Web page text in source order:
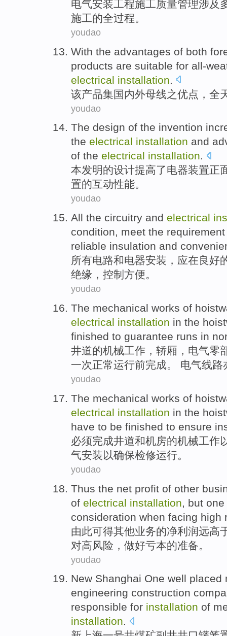
电气安装工程施工质量管理涉及
施工的全过程。
youdao
With the advantages of both
products are suitable for all-
electrical installation
该产品集国内外母线之优点 ， 全
youdao
The design of the invention
the electrical installation and
of the electrical installation.
本发明的设计提高了电器装置正
置的互动性能。
youdao
All the circuitry and electrical
condition, meet the requirement
reliable insulation and
所有电路和电器安装 ， 应在良好
绝缘 ， 控制 方便。
youdao
The mechanical works of
electrical installation in the
finished to guarantee runs in
井道的机械工作 ， 轿厢， 电气零
一次正常运行前完成。 电气线路
youdao
The mechanical works of
electrical installation in the
have to be finished to ensure
必须完成井道和机房的机械工作
气安装以确保检修运行。
youdao
Thus the net profit of other
of electrical installation but
consideration when facing high
由此可得其他业务的净利润远高
对高风险 ， 做好亏本的准备。
youdao
New Shanghai One well placed
engineering construction
responsible for installation of
installation.